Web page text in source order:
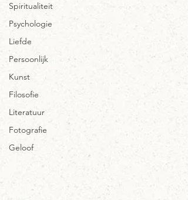
Spiritualiteit
Psychologie
Liefde
Persoonlijk
Kunst
Filosofie
Literatuur
Fotografie
Geloof